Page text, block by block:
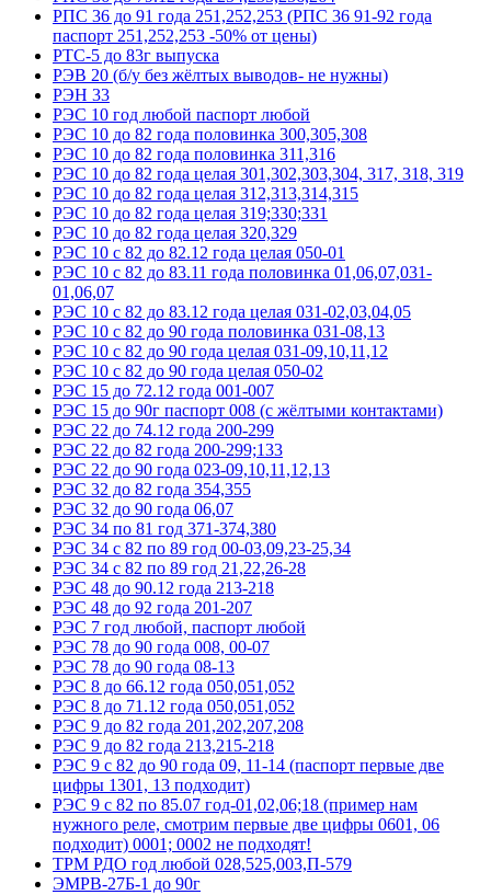
РПС 36 до 91 года 251,252,253 (РПС 36 91-92 года
паспорт 251,252,253 -50% от цены)
РТС-5 до 83г выпуска
РЭВ 20 (б/у без жёлтых выводов- не нужны)
РЭН 33
РЭС 10 год любой паспорт любой
РЭС 10 до 82 года половинка 300,305,308
РЭС 10 до 82 года половинка 311,316
РЭС 10 до 82 года целая 301,302,303,304, 317, 318, 319
РЭС 10 до 82 года целая 312,313,314,315
РЭС 10 до 82 года целая 319;330;331
РЭС 10 до 82 года целая 320,329
РЭС 10 с 82 до 82.12 года целая 050-01
РЭС 10 с 82 до 83.11 года половинка 01,06,07,031-
01,06,07
РЭС 10 с 82 до 83.12 года целая 031-02,03,04,05
РЭС 10 с 82 до 90 года половинка 031-08,13
РЭС 10 с 82 до 90 года целая 031-09,10,11,12
РЭС 10 с 82 до 90 года целая 050-02
РЭС 15 до 72.12 года 001-007
РЭС 15 до 90г паспорт 008 (с жёлтыми контактами)
РЭС 22 до 74.12 года 200-299
РЭС 22 до 82 года 200-299;133
РЭС 22 до 90 года 023-09,10,11,12,13
РЭС 32 до 82 года 354,355
РЭС 32 до 90 года 06,07
РЭС 34 по 81 год 371-374,380
РЭС 34 с 82 по 89 год 00-03,09,23-25,34
РЭС 34 с 82 по 89 год 21,22,26-28
РЭС 48 до 90.12 года 213-218
РЭС 48 до 92 года 201-207
РЭС 7 год любой, паспорт любой
РЭС 78 до 90 года 008, 00-07
РЭС 78 до 90 года 08-13
РЭС 8 до 66.12 года 050,051,052
РЭС 8 до 71.12 года 050,051,052
РЭС 9 до 82 года 201,202,207,208
РЭС 9 до 82 года 213,215-218
РЭС 9 с 82 до 90 года 09, 11-14 (паспорт первые две
цифры 1301, 13 подходит)
РЭС 9 с 82 по 85.07 год-01,02,06;18 (пример нам
нужного реле, смотрим первые две цифры 0601, 06
подходит) 0001; 0002 не подходят!
ТРМ РДО год любой 028,525,003,П-579
ЭМРВ-27Б-1 до 90г